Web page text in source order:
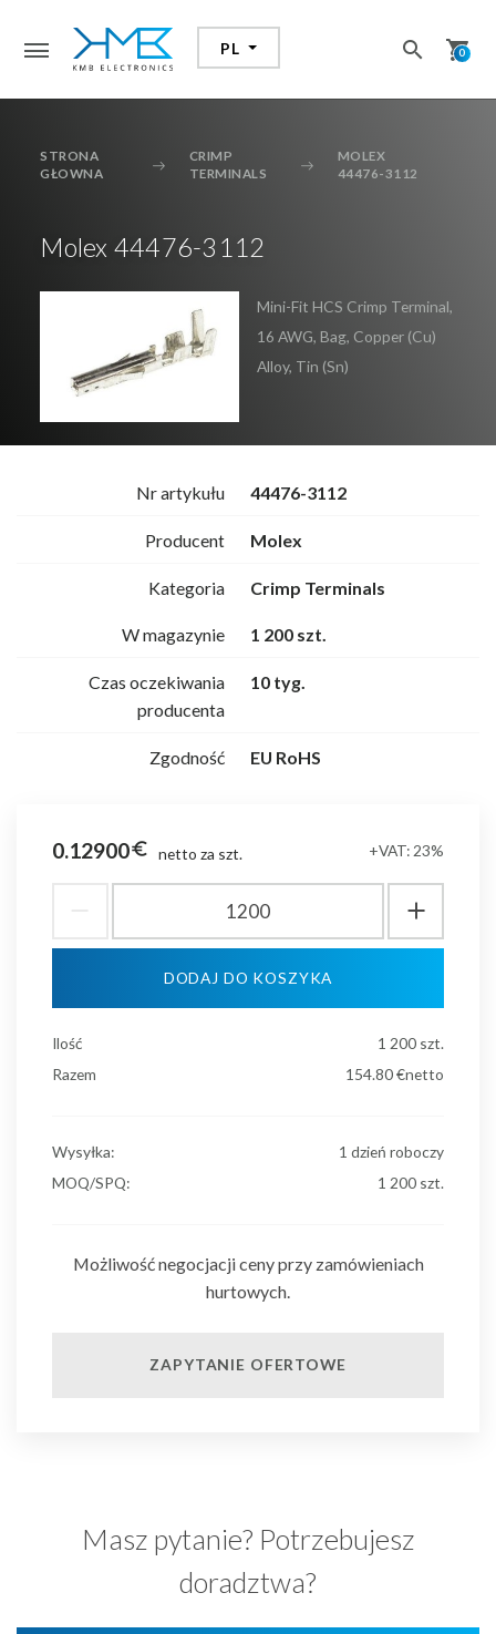
PL search shopping_cart
0
search
STRONA
GŁOWNA
CRIMP
TERMINALS
MOLEX
44476-3112
Molex 44476-3112
Mini-Fit HCS Crimp Terminal,
16 AWG, Bag, Copper (Cu)
Alloy, Tin (Sn)
Nr artykułu 44476-3112
Producent Molex
Kategoria Crimp Terminals
W magazynie 1 200 szt.
Czas oczekiwania
producenta
10 tyg.
Zgodność EU RoHS
0.12900euro_symbol netto za szt. +VAT: 23%
DODAJ DO KOSZYKA
Ilość 1 200 szt.
Razem
154.80€netto
Wysyłka:
1 dzień roboczy
MOQ/SPQ:
1 200 szt.
Możliwość negocjacji ceny przy zamówieniach
hurtowych.
ZAPYTANIE OFERTOWE
Masz pytanie? Potrzebujesz
doradztwa?
Przejdź do koszyka aby zrealizować zakupy
KONTYNUUJ ZAKUPY